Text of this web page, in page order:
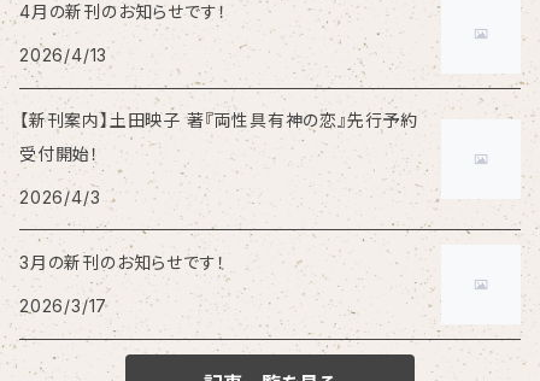
4月の新刊のお知らせです！
2026/4/13
【新刊案内】土田映子 著『両性具有神の恋』先行予約
受付開始！
2026/4/3
3月の新刊のお知らせです！
2026/3/17